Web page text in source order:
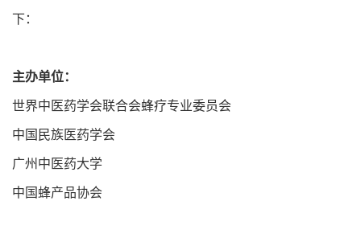
下：
主办单位：
世界中医药学会联合会蜂疗专业委员会
中国民族医药学会
广州中医药大学
中国蜂产品协会